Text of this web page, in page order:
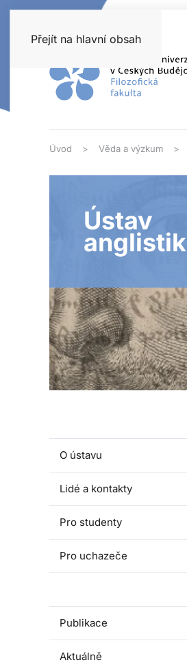
Přejít na hlavní obsah
Úvod Věda a výzkum
Ústav
O ústavu
Lidé a kontakty
Pro studenty
Pro uchazeče
Publikace
Aktuálně